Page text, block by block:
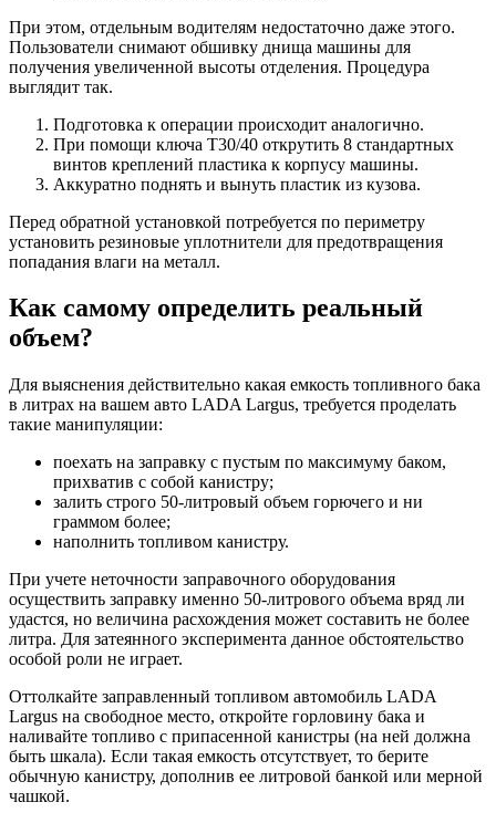
При этом, отдельным водителям недостаточно даже этого.
Пользователи снимают обшивку днища машины для
получения увеличенной высоты отделения. Процедура
выглядит так.
Подготовка к операции происходит аналогично.
При помощи ключа Т30/40 открутить 8 стандартных
винтов креплений пластика к корпусу машины.
Аккуратно поднять и вынуть пластик из кузова.
Перед обратной установкой потребуется по периметру
установить резиновые уплотнители для предотвращения
попадания влаги на металл.
Как самому определить реальный
объем?
Для выяснения действительно какая емкость топливного бака
в литрах на вашем авто LADA Largus, требуется проделать
такие манипуляции:
поехать на заправку с пустым по максимуму баком,
прихватив с собой канистру;
залить строго 50-литровый объем горючего и ни
граммом более;
наполнить топливом канистру.
При учете неточности заправочного оборудования
осуществить заправку именно 50-литрового объема вряд ли
удастся, но величина расхождения может составить не более
литра. Для затеянного эксперимента данное обстоятельство
особой роли не играет.
Оттолкайте заправленный топливом автомобиль LADA
Largus на свободное место, откройте горловину бака и
наливайте топливо с припасенной канистры (на ней должна
быть шкала). Если такая емкость отсутствует, то берите
обычную канистру, дополнив ее литровой банкой или мерной
чашкой.